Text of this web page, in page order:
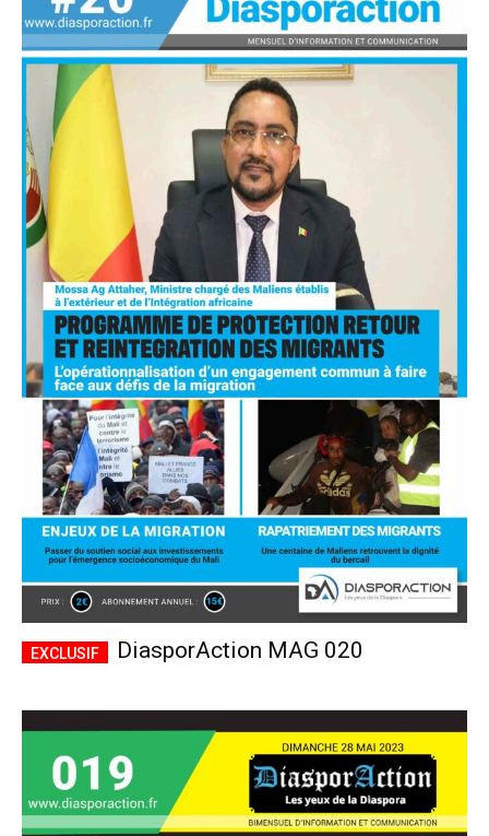
DiasporAction MAG 020